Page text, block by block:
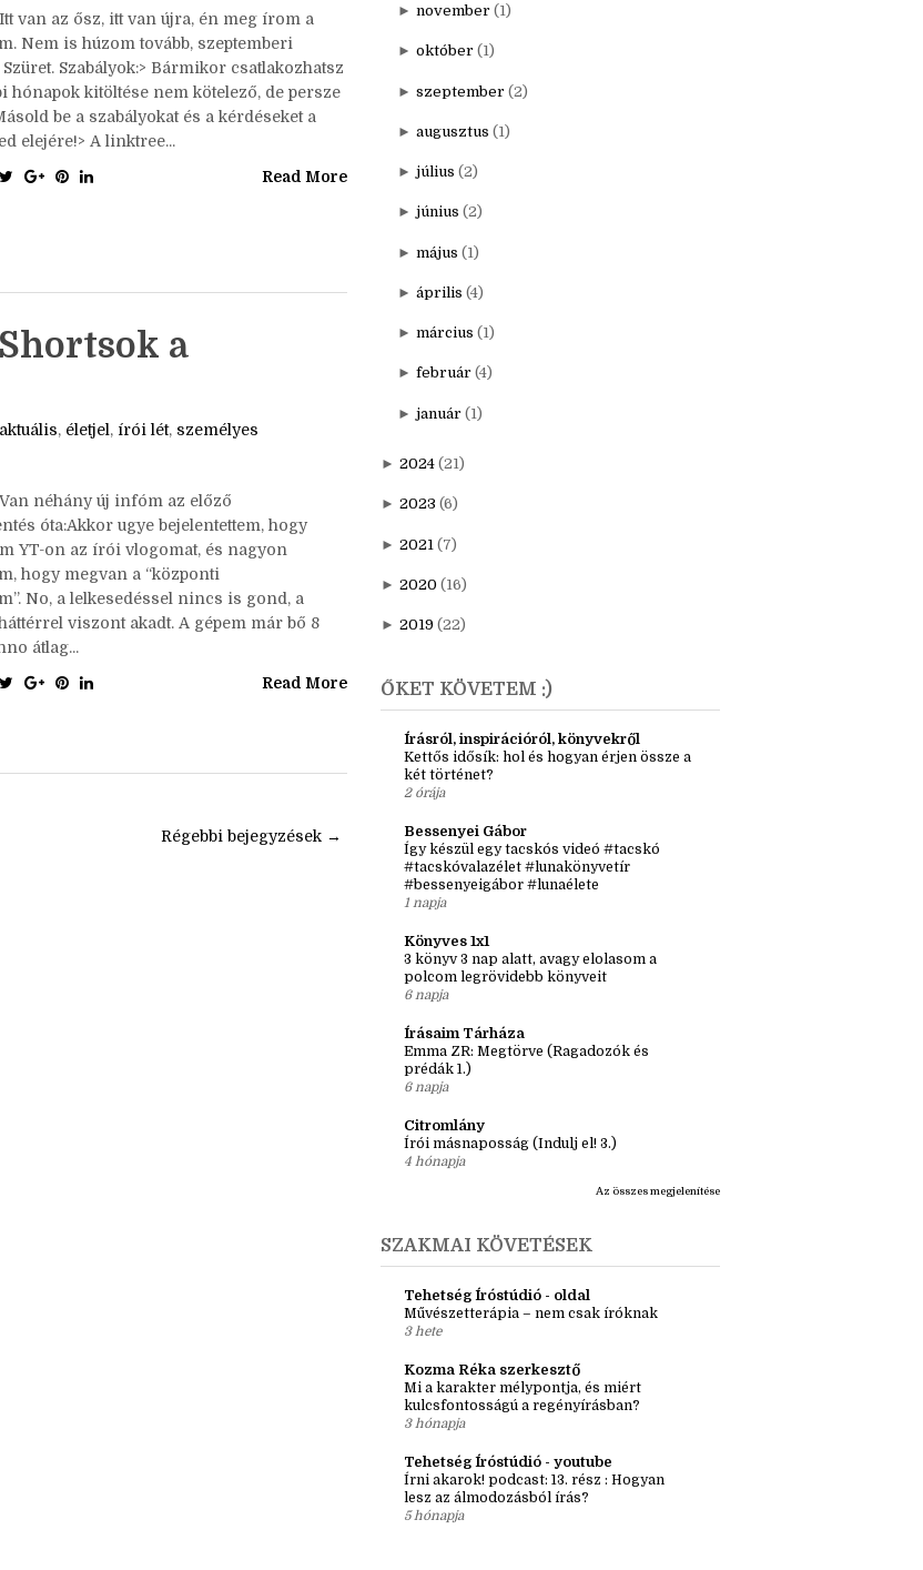
játék,kérdezz/felelek,személyes, write tag
van az ősz, itt van újra, én meg írom a
Nem is húzom tovább, szeptemberi
Szabályok:> Bármikor csatlakozhatsz
hónapok kitöltése nem kötelező, de persze
a
aktuális,életjel ,írói lét ,személyes
néhány új infóm az előző
óta:Akkor ugye bejelentettem, hogy
YT-on az írói vlogomat, és nagyon
hogy megvan a “központi
No, a lelkesedéssel nincs is gond, a
viszont akadt. A gépem már bő 8
Körforgás Write Tag - December - saját
► november (1)
► október (1)
► szeptember
► augusztus
► július (2)
► június (2)
► május (1)
► április (4)
► március (1)
► 2024 (21)
► 2023 (6)
► 2021 (7)
►2019 (22)
ŐKET KÖVETEM :)
Kettős idősík: hol és hogyan érjen össze a
két történet?
2 órája
Bessenyei Gábor
#tacskóvalazélet #lunakönyvetír
#bessenyeigábor #lunaélete
1 napja
3 könyv 3 nap alatt, avagy elolasom a
polcom legrövidebb könyveit
6 napja
Emma ZR: Megtörve (Ragadozók és
prédák 1.)
6 napja
4 hónapja
Az összes megjelenítése
SZAKMAI KÖVETÉSEK
Tehetség Íróstúdió - oldal
Művészetterápia – nem csak íróknak
3 hete
Mi a karakter mélypontja, és miért
kulcsfontosságú a regényírásban?
3 hónapja